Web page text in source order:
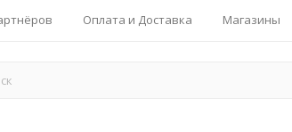
Оплата и Доставка Магазины